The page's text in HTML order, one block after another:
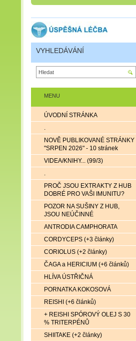
MENU
ÚVODNÍ STRÁNKA
.
NOVĚ PUBLIKOVANÉ STRÁNKY
"SRPEN 2026" - 10 stránek
VIDEA/KNIHY... (99/3)
.
PROČ JSOU EXTRAKTY Z HUB
DOBRÉ PRO VAŠI IMUNITU?
POZOR NA SUŠINY Z HUB,
JSOU NEÚČINNÉ
ANTRODIA CAMPHORATA
CORDYCEPS (+3 články)
CORIOLUS (+2 články)
ČAGA a HERICIUM (+6 článků)
HLÍVA ÚSTŘIČNÁ
PORNATKA KOKOSOVÁ
REISHI (+6 článků)
+ REISHI SPÓROVÝ OLEJ S 30
% TRITERPÉNŮ
SHIITAKE (+2 články)
VYHLEDÁVÁNÍ